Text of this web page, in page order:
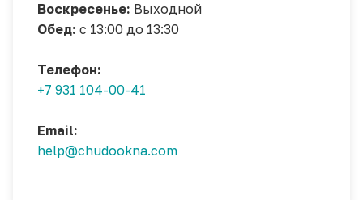
Воскресенье: Выходной
Обед: с 13:00 до 13:30
Телефон:
+7 931 104-00-41
Email:
help@chudookna.com